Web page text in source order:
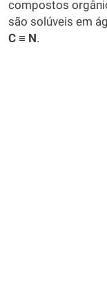
compostos
são solúveis em
C ≡ N.